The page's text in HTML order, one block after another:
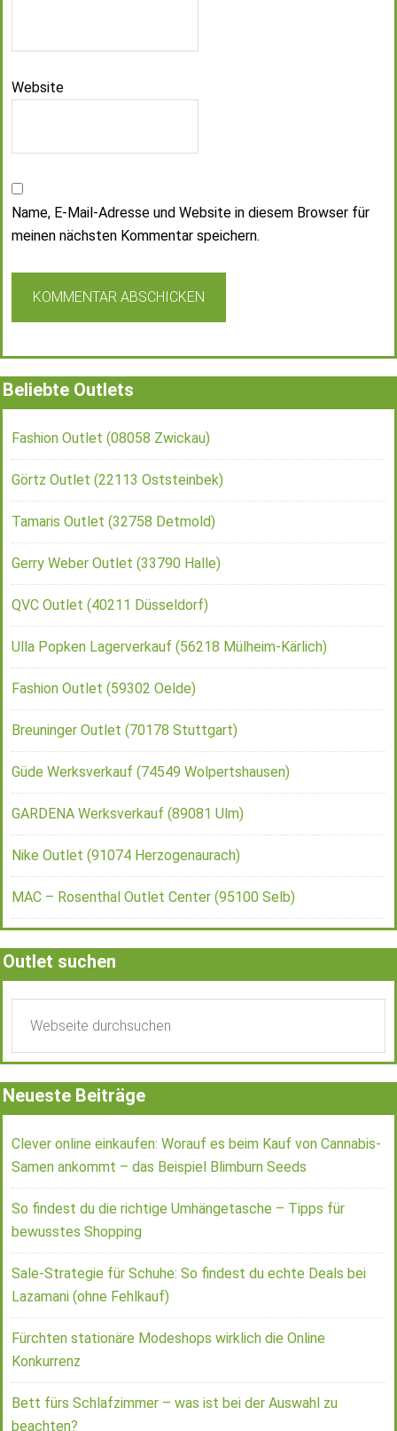
Website
Name, E-Mail-Adresse und Website in diesem Browser für
meinen nächsten Kommentar speichern.
Beliebte Outlets
Fashion Outlet (08058 Zwickau)
Görtz Outlet (22113 Oststeinbek)
Tamaris Outlet (32758 Detmold)
Gerry Weber Outlet (33790 Halle)
QVC Outlet (40211 Düsseldorf)
Ulla Popken Lagerverkauf (56218 Mülheim-Kärlich)
Fashion Outlet (59302 Oelde)
Breuninger Outlet (70178 Stuttgart)
Güde Werksverkauf (74549 Wolpertshausen)
GARDENA Werksverkauf (89081 Ulm)
Nike Outlet (91074 Herzogenaurach)
MAC – Rosenthal Outlet Center (95100 Selb)
Outlet suchen
Neueste Beiträge
Clever online einkaufen: Worauf es beim Kauf von Cannabis-
Samen ankommt – das Beispiel Blimburn Seeds
So findest du die richtige Umhängetasche – Tipps für
bewusstes Shopping
Sale-Strategie für Schuhe: So findest du echte Deals bei
Lazamani (ohne Fehlkauf)
Fürchten stationäre Modeshops wirklich die Online
Konkurrenz
Bett fürs Schlafzimmer – was ist bei der Auswahl zu
beachten?